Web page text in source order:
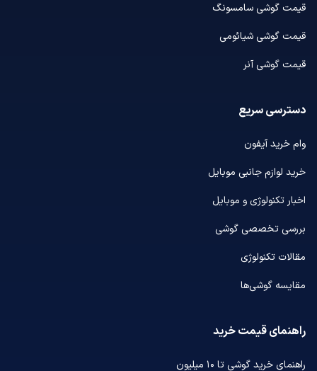
قیمت گوشی سامسونگ
قیمت گوشی شیائومی
قیمت گوشی آنر
دسترسی سریع
وام خرید آیفون
خرید لوازم جانبی موبایل
اخبار تکنولوژی و موبایل
بررسی تخصصی گوشی
مقالات تکنولوژی
مقایسه گوشی‌ها
راهنمای قیمت خرید
راهنمای خرید گوشی تا ۱۰ میلیون